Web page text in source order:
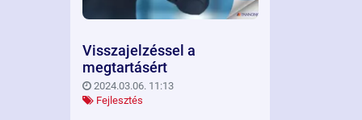
Visszajelzéssel a
megtartásért
2024.03.06. 11:13
Fejlesztés